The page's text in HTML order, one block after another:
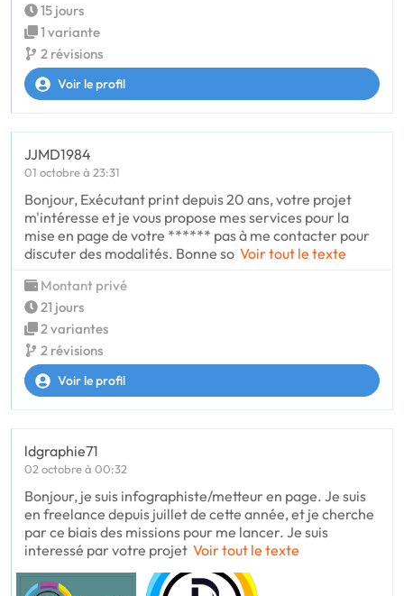
15 jours
1 variante
2 révisions
Voir le profil
JJMD1984
01 octobre à 23:31
Bonjour, Exécutant print depuis 20 ans, votre projet
m'intéresse et je vous propose mes services pour la
mise en page de votre ****** pas à me contacter pour
discuter des modalités. Bonne so Voir tout le texte
Montant privé
21 jours
2 variantes
2 révisions
Voir le profil
ldgraphie71
02 octobre à 00:32
Bonjour, je suis infographiste/metteur en page. Je suis
en freelance depuis juillet de cette année, et je cherche
par ce biais des missions pour me lancer. Je suis
interessé par votre projet Voir tout le texte